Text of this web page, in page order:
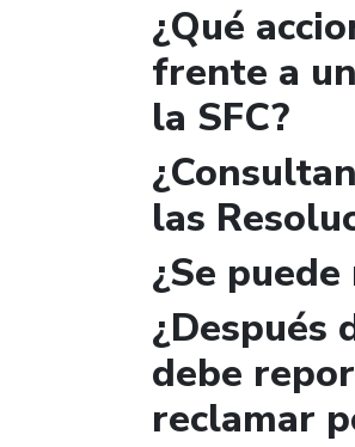
¿Qué
frente a
la SFC?
las
¿Se
¿Después
debe
reclamar